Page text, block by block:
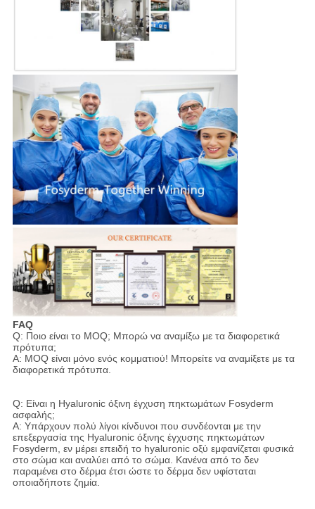
FAQ
Q: Ποιο είναι το MOQ; Μπορώ να αναμίξω με τα διαφορετικά
πρότυπα;
Α: MOQ είναι μόνο ενός κομματιού! Μπορείτε να αναμίξετε με τα
διαφορετικά πρότυπα.
Q: Είναι η Hyaluronic όξινη έγχυση πηκτωμάτων Fosyderm
ασφαλής;
Α: Υπάρχουν πολύ λίγοι κίνδυνοι που συνδέονται με την
επεξεργασία της Hyaluronic όξινης έγχυσης πηκτωμάτων
Fosyderm, εν μέρει επειδή το hyaluronic οξύ εμφανίζεται φυσικά
στο σώμα και αναλύει από το σώμα. Κανένα από το δεν
παραμένει στο δέρμα έτσι ώστε το δέρμα δεν υφίσταται
οποιαδήποτε ζημία.